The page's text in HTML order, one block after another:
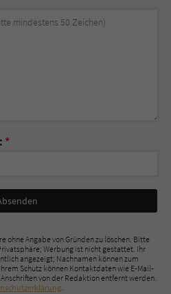
*
ohne Angabe von Gründen zu löschen. Bitte
Werbung ist nicht gestattet. Ihr
angezeigt; Nachnamen können zum
Schutz können Kontaktdaten wie E-Mail-
von der Redaktion entfernt werden.
.